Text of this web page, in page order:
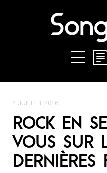
4 JUILLET 2016
ROCK EN
VOUS SUR
DERNIÈRES